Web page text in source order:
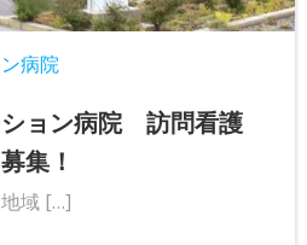
病院
ョン病院 訪問看護
集！
域 […]